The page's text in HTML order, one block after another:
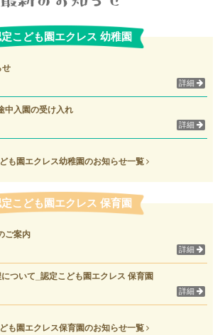
こども園エクレス 幼稚園
せ
詳細
入園の受け入れ
詳細
も園エクレス幼稚園のお知らせ一覧
こども園エクレス 保育園
ご案内
詳細
ついて_認定こども園エクレス 保育園
詳細
も園エクレス保育園のお知らせ一覧